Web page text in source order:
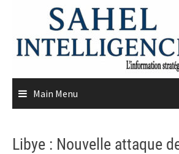
content
Main Menu
Libye : Nouvelle attaque